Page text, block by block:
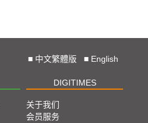
■ 中文繁體版 ■ English
DIGITIMES
关于我们
会员服务